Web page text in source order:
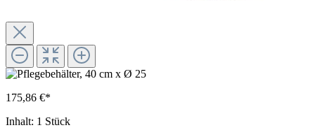
175,86 €*
Inhalt: 1 Stück